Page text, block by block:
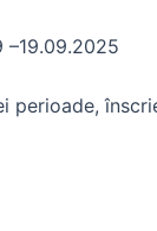
–19.09.2025
perioade,